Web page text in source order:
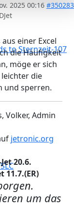
Sternzeit-107
2025 00:16 #350283
einer Excel
die Häufigkeit
möge er sich
die
und sperren.
Volker, Admin
jetronic.org
20.6.
11.7.(ER)
um das